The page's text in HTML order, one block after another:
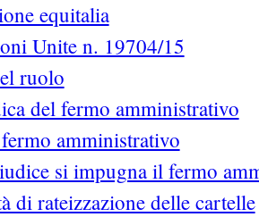
equitalia
Unite n. 19704/15
ruolo
del fermo amministrativo
amministrativo
si impugna il fermo
di rateizzazione delle cartelle